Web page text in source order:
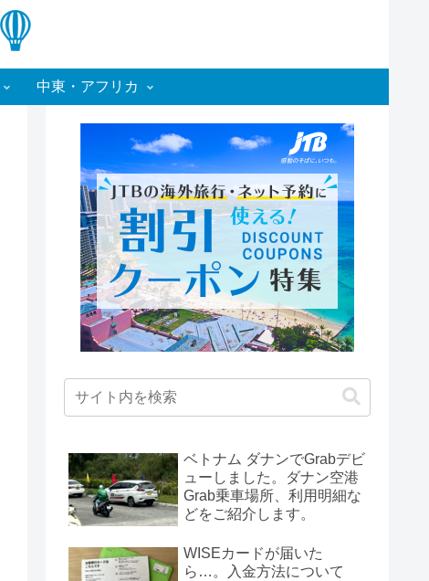
中東・アフリカ
ベトナム ダナンでGrabデビ
ューしました。ダナン空港
Grab乗車場所、利用明細な
どをご紹介します。
WISEカードが届いた
ら…。入金方法について